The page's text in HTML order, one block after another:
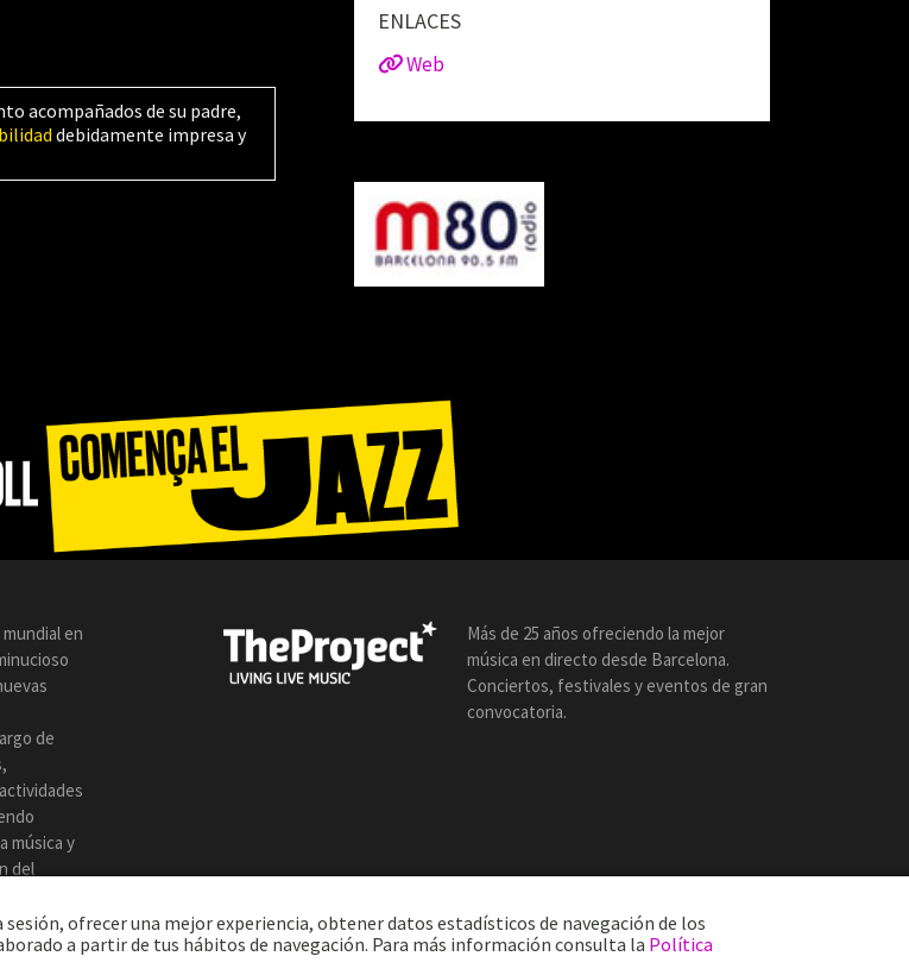
ENLACES
Web
acompañados de su padre,
debidamente impresa y
en
de
música y
del
Más de 25 años ofreciendo la mejor
música en directo desde Barcelona.
Conciertos, festivales y eventos de gran
convocatoria.
ofrecer una mejor experiencia, obtener datos estadísticos de navegación de los
a partir de tus hábitos de navegación. Para más información consulta la Política